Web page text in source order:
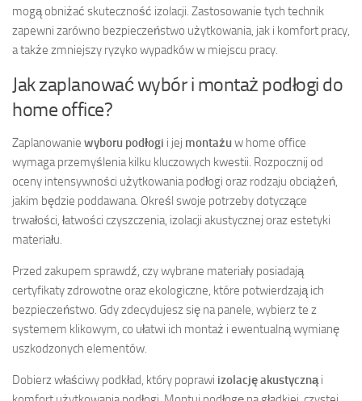
mogą obniżać skuteczność izolacji. Zastosowanie tych technik
zapewni zarówno bezpieczeństwo użytkowania, jak i komfort pracy,
a także zmniejszy ryzyko wypadków w miejscu pracy.
Jak zaplanować wybór i montaż podłogi do
home office?
Zaplanowanie wyboru podłogi i jej montażuw home office
wymaga przemyślenia kilku kluczowych kwestii. Rozpocznij od
oceny intensywności użytkowania podłogi oraz rodzaju obciążeń,
jakim będzie poddawana. Określ swoje potrzeby dotyczące
trwałości, łatwości czyszczenia, izolacji akustycznej oraz estetyki
materiału.
Przed zakupem sprawdź, czy wybrane materiały posiadają
certyfikaty zdrowotne oraz ekologiczne, które potwierdzają ich
bezpieczeństwo. Gdy zdecydujesz się na panele, wybierz te z
systemem klikowym, co ułatwi ich montaż i ewentualną wymianę
uszkodzonych elementów.
Dobierz właściwy podkład, który poprawi izolację akustyczną i